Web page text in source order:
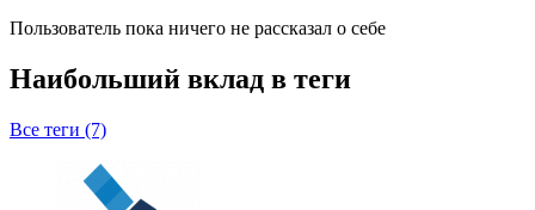
Пользователь пока ничего не рассказал о себе
Наибольший вклад в теги
Все теги (7)